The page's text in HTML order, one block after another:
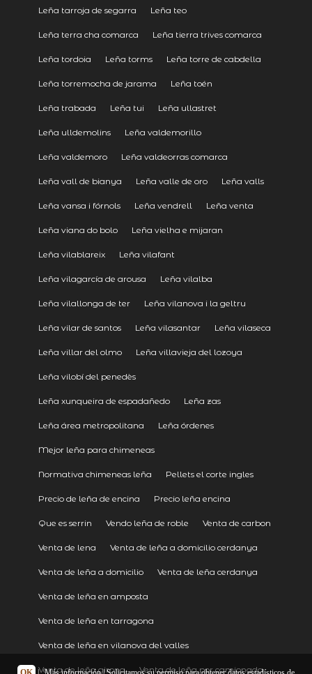
Leña tarroja de segarra Leña teo
Leña terra cha comarca Leña tierra trives comarca
Leña tordoia Leña torms Leña torre de cabdella
Leña torremocha de jarama Leña toén
Leña trabada Leña tui Leña ullastret
Leña ulldemolins Leña valdemorillo
Leña valdemoro Leña valdeorras comarca
Leña vall de bianya Leña valle de oro Leña valls
Leña vansa i fórnols Leña vendrell Leña venta
Leña viana do bolo Leña vielha e mijaran
Leña vilablareix Leña vilafant
Leña vilagarcía de arousa Leña vilalba
Leña vilallonga de ter Leña vilanova i la geltru
Leña vilar de santos Leña vilasantar Leña vilaseca
Leña villar del olmo Leña villavieja del lozoya
Leña vilobí del penedès
Leña xunqueira de espadañedo Leña zas
Leña área metropolitana Leña órdenes
Mejor leña para chimeneas
Normativa chimeneas leña Pellets el corte ingles
Precio de leña de encina Precio leña encina
Que es serrin Vendo leña de roble Venta de carbon
Venta de lena Venta de leña a domicilio cerdanya
Venta de leña a domicilio Venta de leña cerdanya
Venta de leña en amposta
Venta de leña en tarragona
Venta de leña en vilanova del valles
Venta de leña girona Venta de leña por camionada